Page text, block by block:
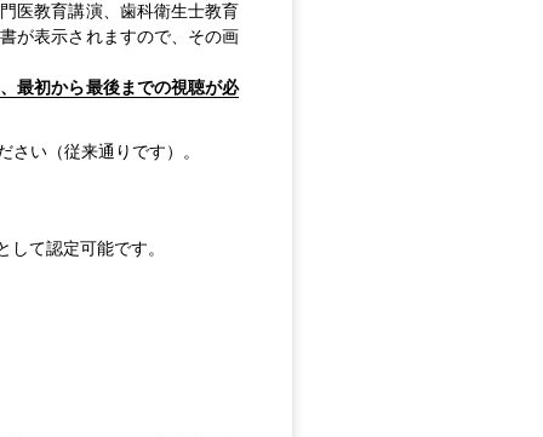
医教育講演、歯科衛生士教育
が表示されますので、その画
最初から最後までの視聴が必
い（従来通りです）。
て認定可能です。